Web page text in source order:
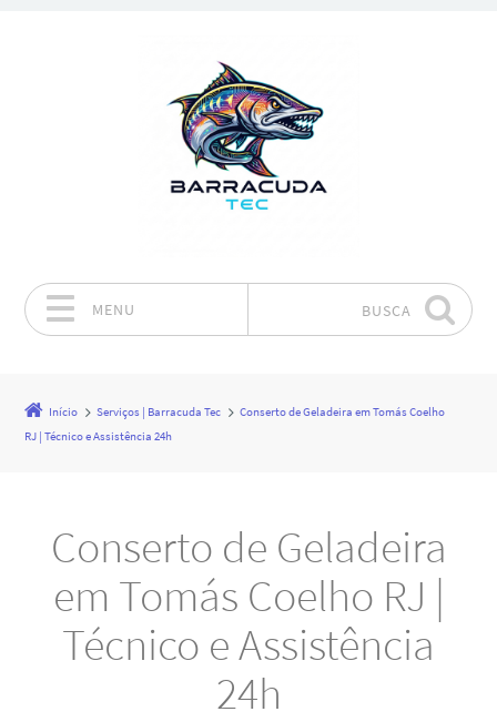
MENU BUSCA
Início Serviços | Barracuda Tec
Conserto de Geladeira em Tomás Coelho
RJ | Técnico e Assistência 24h
Conserto de Geladeira
em Tomás Coelho RJ |
Técnico e Assistência
24h